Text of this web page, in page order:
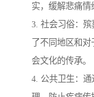
实，缓解悲痛情
3. 社会习俗：
了不同地区和
会文化的传承。
4. 公共卫生：